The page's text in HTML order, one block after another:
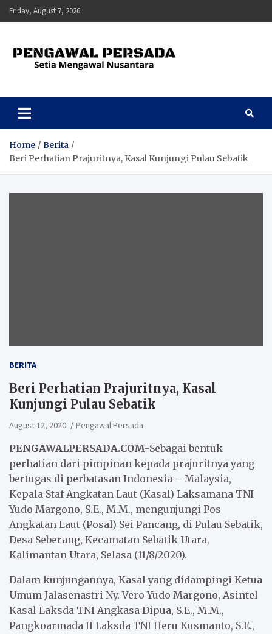
Skip
to
Friday, August 7, 2026
Pengawal Persada
Home
Berita
Beri Perhatian Prajuritnya, Kasal Kunjungi Pulau Sebatik
BERITA
Beri Perhatian Prajuritnya, Kasal
Kunjungi Pulau Sebatik
August 12, 2020 Pengawal Persada
PENGAWALPERSADA.COM-Sebagai bentuk
perhatian dari pimpinan kepada prajuritnya yang
bertugas di perbatasan Indonesia – Malaysia,
Kepala Staf Angkatan Laut (Kasal) Laksamana TNI
Yudo Margono, S.E., M.M., mengunjungi Pos
Angkatan Laut (Posal) Sei Pancang, di Pulau Sebatik,
Desa Seberang, Kecamatan Sebatik Utara,
Kalimantan Utara, Selasa (11/8/2020).
Dalam kunjungannya, Kasal yang didampingi Ketua
Umum Jalasenastri Ny. Vero Yudo Margono, Asintel
Kasal Laksda TNI Angkasa Dipua, S.E., M.M.,
Pangkoarmada II Laksda TNI Heru Kusmanto, S.E.,